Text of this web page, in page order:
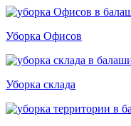
Уборка Офисов
Уборка склада